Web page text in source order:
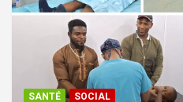
SANTÉ SOCIAL